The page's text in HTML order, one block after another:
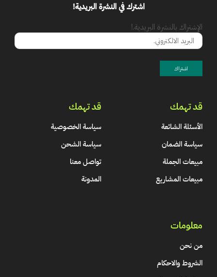
اشترك في النشرة البريدية!
الإشتراك بالنشرة البريدية.!
قد تهمك
الأسئلة الشائعة
سياسة الضمان
مبيعات الجملة
مبيعات المشاريع
قد تهمك
سياسة الخصوصية
سياسة الشحن
تواصل معنا
المدونة
معلومات
من نحن
الشروط والاحكام